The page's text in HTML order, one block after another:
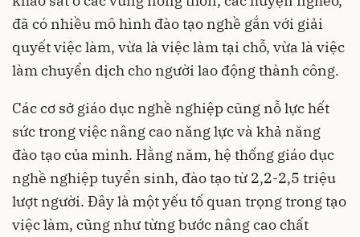
đã có nhiều mô hình đào tạo nghề gắn với giải
quyết việc làm, vừa là việc làm tại chỗ, vừa là việc
làm chuyển dịch cho người lao động thành công.
Các cơ sở giáo dục nghề nghiệp cũng nỗ lực hết
sức trong việc nâng cao năng lực và khả năng
đào tạo của mình. Hằng năm, hệ thống giáo dục
nghề nghiệp tuyển sinh, đào tạo từ 2,2-2,5 triệu
lượt người. Đây là một yếu tố quan trọng trong tạo
việc làm, cũng như từng bước nâng cao chất